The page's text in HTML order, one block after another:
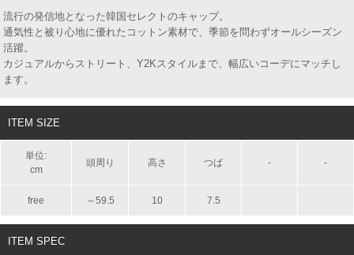
流行の発信地となった韓国セレクトのキャップ。
通気性と被り心地に優れたコットン素材で、季節を問わずオールシーズン
活躍。
カジュアルからストリート、Y2Kスタイルまで、幅広いコーデにマッチし
ます。
ITEM SIZE
単位:
cm
頭周り 高さ つば - -
free ～59.5 10 7.5
ITEM SPEC